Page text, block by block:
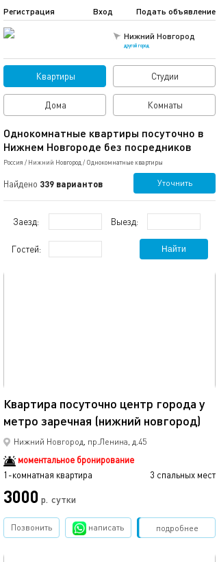
Нижний Новгород
другой город
Подать объявление
Регистрация Вход
Квартиры Студии
Дома Комнаты
Однокомнатные квартиры посуточно в
Нижнем Новгороде без посредников
Россия / Нижний Новгород / Однокомнатные квартиры
Найдено 339 вариантов Уточнить
Заезд: Выезд:
Гостей: Найти
Квартира посуточно центр города у
метро заречная (нижний новгород)
Нижний Новгород, пр.Ленина, д.45
моментальное бронирование
1-комнатная квартира
3 спальных мест
3000 р. сутки
подробнее
Позвонить написать Забронировать